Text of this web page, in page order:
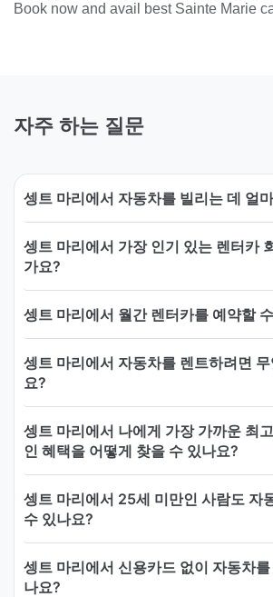
Book now and avail best Sainte Marie
자주 하는 질문
셍트 마리에서 자동차를 빌리는 데 얼
셍트 마리에서 가장 인기 있는 렌터카
가요?
셍트 마리에서 월간 렌터카를 예약할
셍트 마리에서 자동차를 렌트하려면
요?
셍트 마리에서 나에게 가장 가까운 최
인 혜택을 어떻게 찾을 수 있나요?
셍트 마리에서 25세 미만인 사람도 자
수 있나요?
셍트 마리에서 신용카드 없이 자동차
나요?